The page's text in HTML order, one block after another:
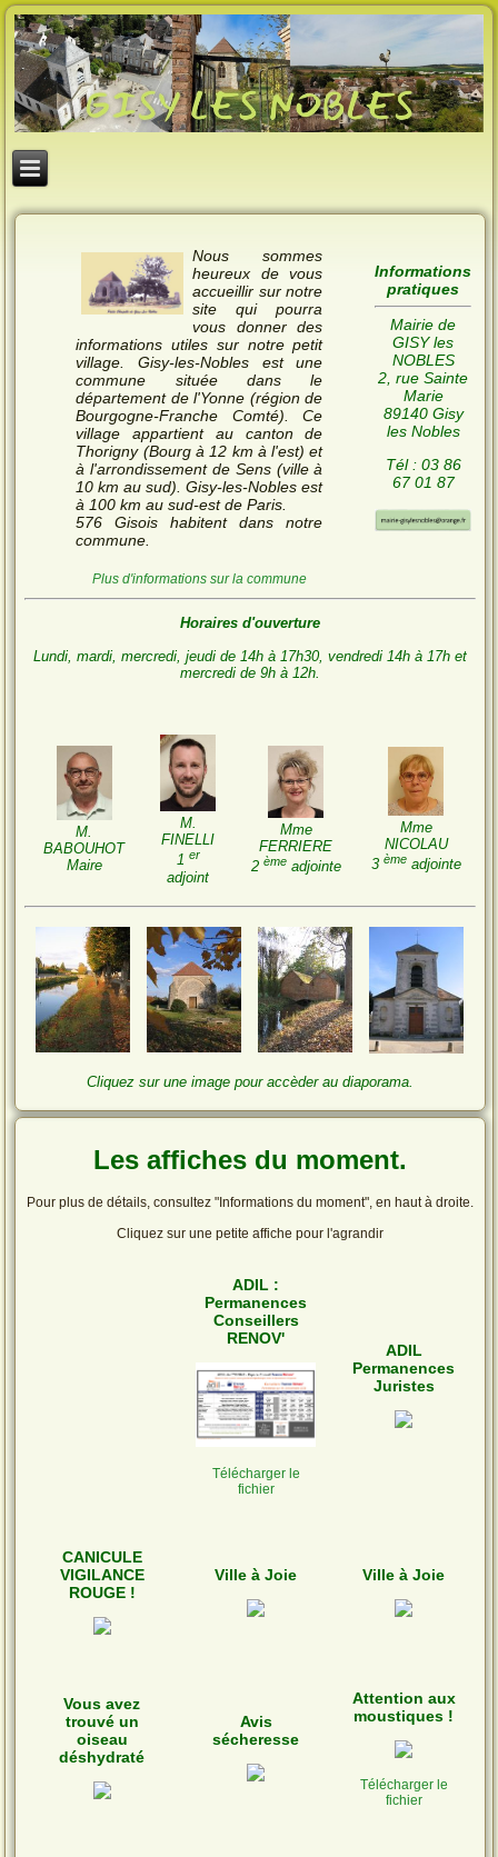
Nous sommes
heureux de vous
accueillir sur notre
site qui pourra
vous donner des
informations utiles sur notre petit
village. Gisy-les-Nobles est une
commune située dans le
département de l'Yonne (région de
Bourgogne-Franche Comté). Ce
village appartient au canton de
Thorigny (Bourg à 12 km à l'est) et
à l'arrondissement de Sens (ville à
10 km au sud). Gisy-les-Nobles est
à 100 km au sud-est de Paris.
576 Gisois habitent dans notre
commune.
Plus d'informations sur la commune
Informations
pratiques
Mairie de
GISY les
NOBLES
2, rue Sainte
Marie
89140 Gisy
les Nobles
Tél : 03 86
67 01 87
Horaires d'ouverture
Lundi, mardi, mercredi, jeudi de 14h à 17h30, vendredi 14h à 17h et
mercredi de 9h à 12h.
M.
BABOUHOT
Maire
M.
FINELLI
1 er
adjoint
Mme
FERRIERE
2 èmeadjointe
Mme
NICOLAU
3 èmeadjointe
Cliquez sur une image pour accèder au diaporama.
Les affiches du moment.
Pour plus de détails, consultez "Informations du moment", en haut à droite.
Cliquez sur une petite affiche pour l'agrandir
ADIL :
Permanences
Conseillers
RENOV'
Télécharger le
fichier
ADIL
Permanences
Juristes
CANICULE
VIGILANCE
ROUGE !
Ville à Joie Ville à Joie
Vous avez
trouvé un
oiseau
déshydraté
Avis
sécheresse
Attention aux
moustiques !
Télécharger le
fichier